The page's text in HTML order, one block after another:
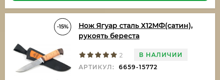
-15%
Нож Ягуар сталь Х12МФ(сатин),
рукоять береста
2
В НАЛИЧИИ
АРТИКУЛ:
6659-15772